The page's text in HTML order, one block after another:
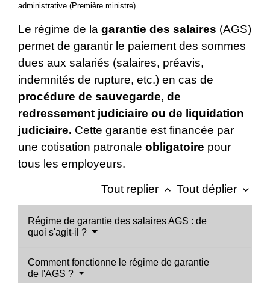
administrative (Première ministre)
Le régime de la garantie des salaires (AGS)
permet de garantir le paiement des sommes
dues aux salariés (salaires, préavis,
indemnités de rupture, etc.) en cas de
procédure de sauvegarde, de
redressement judiciaire ou de liquidation
judiciaire. Cette garantie est financée par
une cotisation patronale obligatoire pour
tous les employeurs.
Tout replier keyboard_arrow_up Tout déplier keyboard_arrow_down
Régime de garantie des salaires AGS : de
quoi s'agit-il ?
Comment fonctionne le régime de garantie
de l'AGS ?